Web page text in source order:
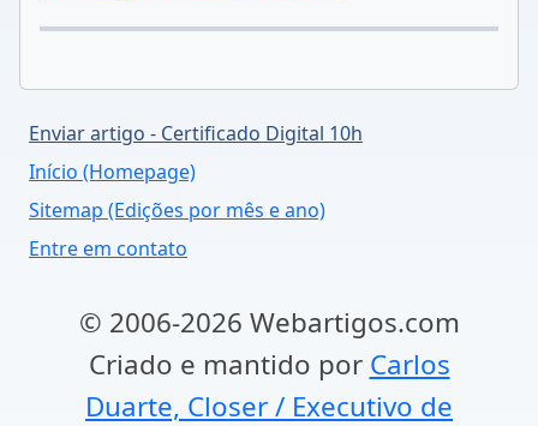
Enviar artigo - Certificado Digital 10h
Início (Homepage)
Sitemap (Edições por mês e ano)
Entre em contato
© 2006-2026 Webartigos.com
Criado e mantido por Carlos
Duarte, Closer / Executivo de